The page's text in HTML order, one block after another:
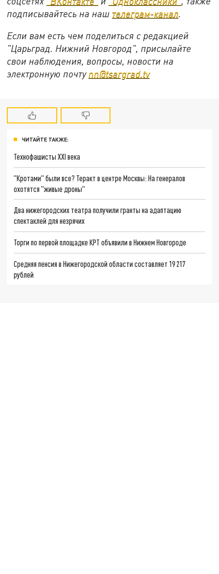
подписывайтесь на наш телеграм-канал
Если вам есть чем поделиться с редакцией
"Царьград. Нижний Новгород", присылайте
свои наблюдения, вопросы, новости на
электронную почту nn@tsargrad.tv
ЧИТАЙТЕ ТАКЖЕ:
Технофашисты XXI века
"Кротами" были все? Теракт в центре Москвы: На генералов
охотятся "живые дроны"
Два нижегородских театра получили гранты на адаптацию
спектаклей для незрячих
Торги по первой площадке КРТ объявили в Нижнем Новгороде
Средняя пенсия в Нижегородской области составляет 19 217
рублей